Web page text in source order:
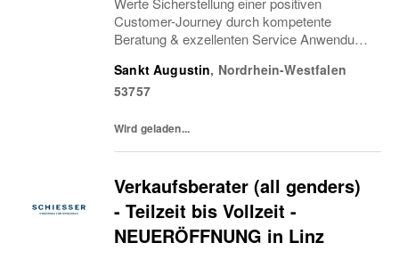
Customer-Journey durch kompetente
Beratung & exzellenten Service Anwendung
Optimierung des Einkaufserlebnisses
Sicherstellung einer attraktiven...
Sankt Augustin, Nordrhein-Westfalen
53757
Wird geladen...
Verkaufsberater (all genders)
- Teilzeit bis Vollzeit -
NEUERÖFFNUNG in Linz